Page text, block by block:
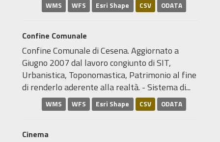
WMS WFS Esri Shape CSV ODATA
Confine Comunale
Confine Comunale di Cesena. Aggiornato a
Giugno 2007 dal lavoro congiunto di SIT,
Urbanistica, Toponomastica, Patrimonio al fine
di renderlo aderente alla realtà. - Sistema di...
WMS WFS Esri Shape CSV ODATA
Cinema